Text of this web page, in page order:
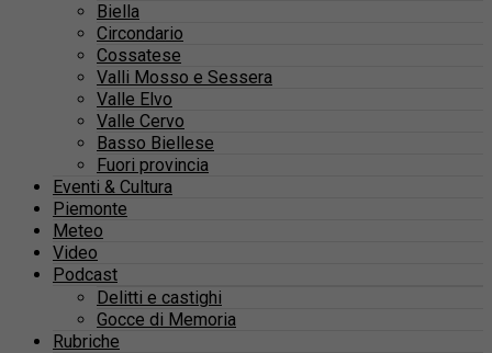
Biella
Circondario
Cossatese
Valli Mosso e Sessera
Valle Elvo
Valle Cervo
Basso Biellese
Fuori provincia
Eventi & Cultura
Piemonte
Meteo
Video
Podcast
Delitti e castighi
Gocce di Memoria
Rubriche